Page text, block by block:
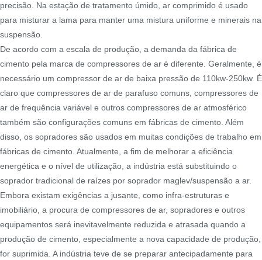
precisão. Na estação de tratamento úmido, ar comprimido é usado
para misturar a lama para manter uma mistura uniforme e minerais na
suspensão.
De acordo com a escala de produção, a demanda da fábrica de
cimento pela marca de compressores de ar é diferente. Geralmente, é
necessário um compressor de ar de baixa pressão de 110kw-250kw. É
claro que compressores de ar de parafuso comuns, compressores de
ar de frequência variável e outros compressores de ar atmosférico
também são configurações comuns em fábricas de cimento. Além
disso, os sopradores são usados ​​em muitas condições de trabalho em
fábricas de cimento. Atualmente, a fim de melhorar a eficiência
energética e o nível de utilização, a indústria está substituindo o
soprador tradicional de raízes por soprador maglev/suspensão a ar.
Embora existam exigências a jusante, como infra-estruturas e
imobiliário, a procura de compressores de ar, sopradores e outros
equipamentos será inevitavelmente reduzida e atrasada quando a
produção de cimento, especialmente a nova capacidade de produção,
for suprimida. A indústria teve de se preparar antecipadamente para